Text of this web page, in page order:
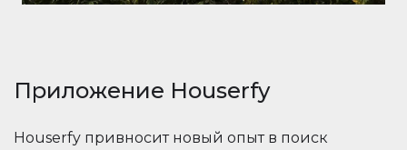
Приложение Houserfy
Houserfy привносит новый опыт в поиск